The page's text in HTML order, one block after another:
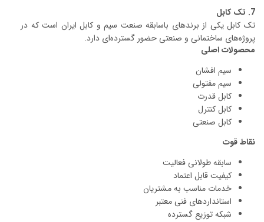
7. تک کابل
تک کابل یکی از برندهای باسابقه صنعت سیم و کابل ایران است که در
پروژه‌های ساختمانی و صنعتی حضور گسترده‌ای دارد.
محصولات اصلی
سیم افشان
سیم مفتولی
کابل قدرت
کابل کنترل
کابل صنعتی
نقاط قوت
سابقه طولانی فعالیت
کیفیت قابل اعتماد
خدمات مناسب به مشتریان
استانداردهای فنی معتبر
شبکه توزیع گسترده